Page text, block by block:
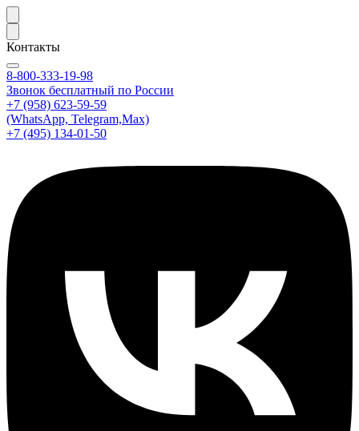
Контакты
8-800-333-19-98
Звонок бесплатный по России
+7 (958) 623-59-59
(WhatsApp, Telegram,Max)
+7 (495) 134-01-50